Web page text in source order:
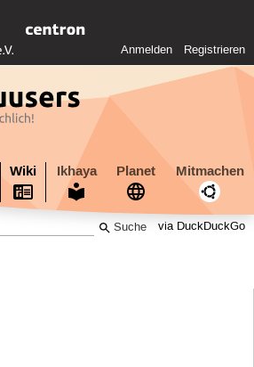
Anmelden Registrieren
Wiki Ikhaya Planet Mitmachen
via DuckDuckGo